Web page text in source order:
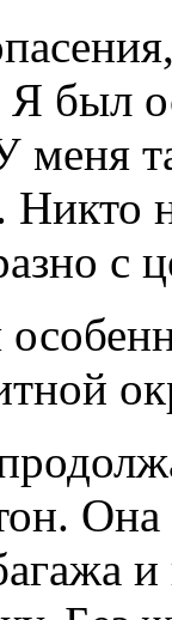
был
меня
Никто
с
Она